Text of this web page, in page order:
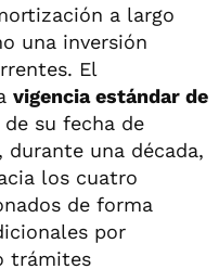
a largo
una inversión
El
vigencia estándar de
su fecha de
una década,
los cuatro
de forma
por
trámites